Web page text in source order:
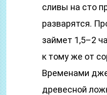
сливы на сто
разварятся.
займет 1,5–2
к тому же от
Временами
древесной